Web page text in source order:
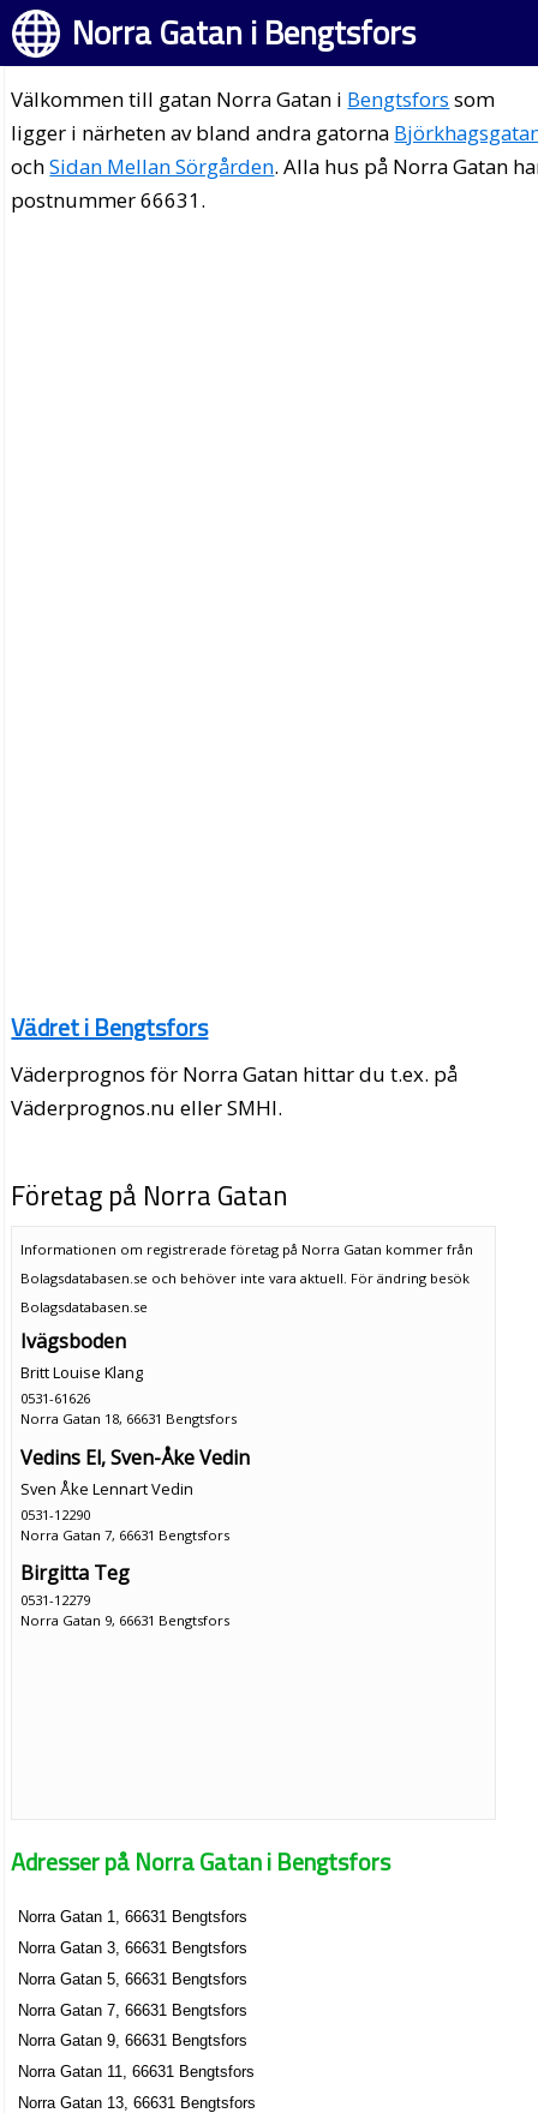
Norra Gatan i Bengtsfors
Välkommen till gatan Norra Gatan i Bengtsfors som
ligger i närheten av bland andra gatorna
ochSidan Mellan Sörgården. Alla hus på Norra Gatan
postnummer 66631.
Vädret i Bengtsfors
Väderprognos för Norra Gatan hittar du t.ex. på
Väderprognos.nu eller SMHI.
Företag på Norra Gatan
Informationen om registrerade företag på Norra Gatan kommer från
Bolagsdatabasen.se och behöver inte vara aktuell. För ändring besök
Bolagsdatabasen.se
Ivägsboden
Britt Louise Klang
0531-61626
Norra Gatan 18, 66631 Bengtsfors
Vedins El, Sven-Åke Vedin
Sven Åke Lennart Vedin
0531-12290
Norra Gatan 7, 66631 Bengtsfors
Birgitta Teg
0531-12279
Norra Gatan 9, 66631 Bengtsfors
Adresser på Norra Gatan i Bengtsfors
Norra Gatan 1, 66631 Bengtsfors
Norra Gatan 3, 66631 Bengtsfors
Norra Gatan 5, 66631 Bengtsfors
Norra Gatan 7, 66631 Bengtsfors
Norra Gatan 9, 66631 Bengtsfors
Norra Gatan 11, 66631 Bengtsfors
Norra Gatan 13, 66631 Bengtsfors